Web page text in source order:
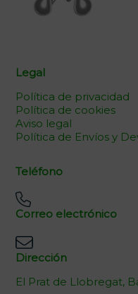
Legal
Política de privacidad
Política de cookies
Aviso legal
Política de Envíos y
Teléfono
Correo electrónico
Dirección
El Prat de Llobregat,